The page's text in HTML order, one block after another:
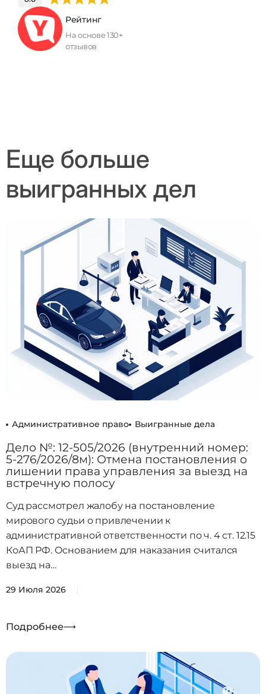
Рейтинг
На основе 130+
отзывов
Еще больше
выигранных дел
Административное право Выигранные дела
Дело №: 12-505/2026 (внутренний номер:
5-276/2026/8м): Отмена постановления о
лишении права управления за выезд на
встречную полосу
Суд рассмотрел жалобу на постановление
мирового судьи о привлечении к
административной ответственности по ч. 4 ст. 12.15
КоАП РФ. Основанием для наказания считался
выезд на…
29 Июля 2026
Подробнее